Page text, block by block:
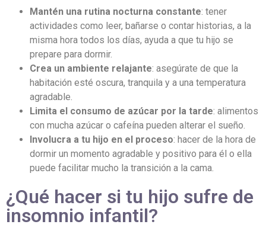
Mantén una rutina nocturna constante: tener
actividades como leer, bañarse o contar historias, a la
misma hora todos los días, ayuda a que tu hijo se
prepare para dormir.
Crea un ambiente relajante: asegúrate de que la
habitación esté oscura, tranquila y a una temperatura
agradable.
Limita el consumo de azúcar por la tarde: alimentos
con mucha azúcar o cafeína pueden alterar el sueño.
Involucra a tu hijo en el proceso: hacer de la hora de
dormir un momento agradable y positivo para él o ella
puede facilitar mucho la transición a la cama.
¿Qué hacer si tu hijo sufre de
insomnio infantil?